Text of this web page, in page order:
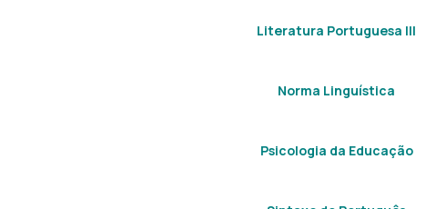
Literatura Portuguesa III
Norma Linguística
Psicologia da Educação